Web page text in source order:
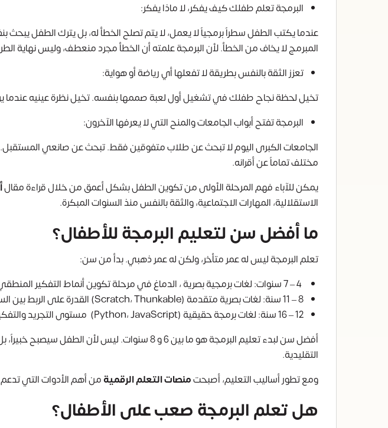
البرمجة تعلم طفلك كيف يفكر، لا ماذا يفكر:
عندما يكتب الطفل سطراً برمجياً لا يعمل، لا يتم تصلح الخطأ له، بل يترك الطفل
المبرمج لا يخاف من الخطأ. لأن البرمجة علمته أن الخطأ مجرد منعطف، وليس نهاية
تعزز الثقة بالنفس بطريقة لا تفعلها أي رياضة أو هواية:
تخيل لحظة نجاح طفلك في تشغيل أول لعبة صممها بنفسه. تخيل نظرة عينيه
البرمجة تفتح أبواب الجامعات والمنح التي لا يعرفها الآخرون:
الجامعات الكبرى اليوم لا تبحث عن طلاب متفوقين فقط. تبحث عن صانعي
مختلف تماماً عن أقرانه.
يمكن للآباء فهم المرحلة الأولى من تكوين الطفل بشكل أعمق من خلال قراءة مقال
الاستقلالية، المهارات الاجتماعية، والثقة بالنفس منذ السنوات المبكرة.
ما أفضل سن لتعليم البرمجة للأطفال؟
تعلم البرمجة ليس له عمر متأخر، ولكن له عمر ذهبي. بدأ من سن:
8 – 11 سنة: لغات بصرية متقدمة (Scratch، Thunkable) القدرة على الربط بين السبب والنتيجة تصل ذروتها.
12 – 16 سنة: لغات برمجة حقيقية (Python، JavaScript) مستوى التجريد والتفكير المجرد يكتمل.
أفضل سن لبدء تعليم البرمجة هو ما بين 6 و 8
التقليدية.
ومع تطور أساليب التعليم، أصبحتمنصات التعلم الرقميةمن أهم الأدوات التي
هل تعلم البرمجة صعب على الأطفال؟